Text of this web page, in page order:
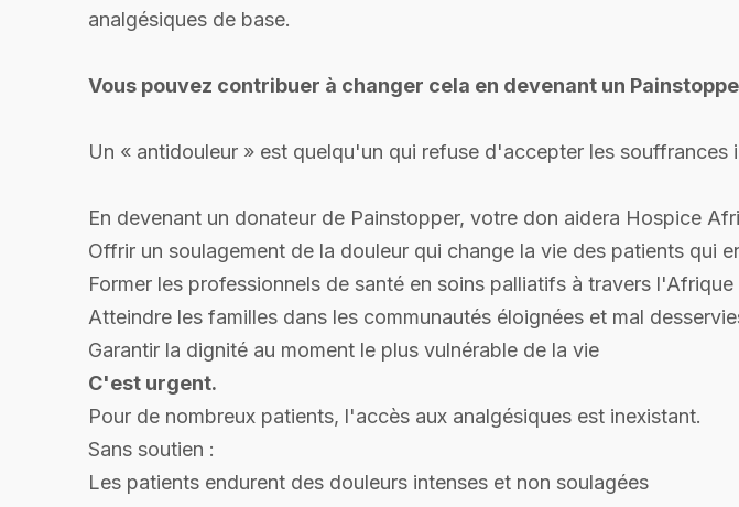
analgésiques de base.
Vous pouvez contribuer à changer cela en devenant un
Un « antidouleur » est quelqu'un qui refuse d'accepter les souffrances
En devenant un donateur de Painstopper, votre don aidera Hospice
Offrir un soulagement de la douleur qui change la vie des patients qui
Former les professionnels de santé en soins palliatifs à travers l'Afrique
Atteindre les familles dans les communautés éloignées et mal
Garantir la dignité au moment le plus vulnérable de la vie
C'est urgent.
Pour de nombreux patients, l'accès aux analgésiques est inexistant.
Sans soutien :
Les patients endurent des douleurs intenses et non soulagées